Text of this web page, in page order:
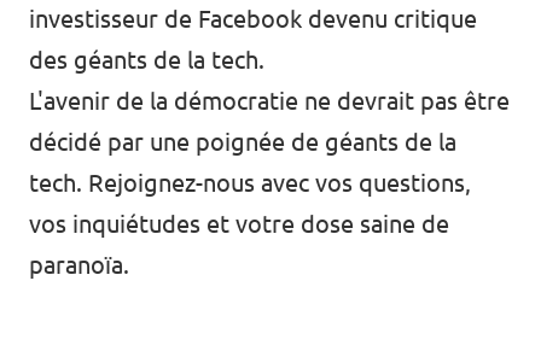
investisseur de Facebook devenu critique
des géants de la tech.
L'avenir de la démocratie ne devrait pas être
décidé par une poignée de géants de la
tech. Rejoignez-nous avec vos questions,
vos inquiétudes et votre dose saine de
paranoïa.